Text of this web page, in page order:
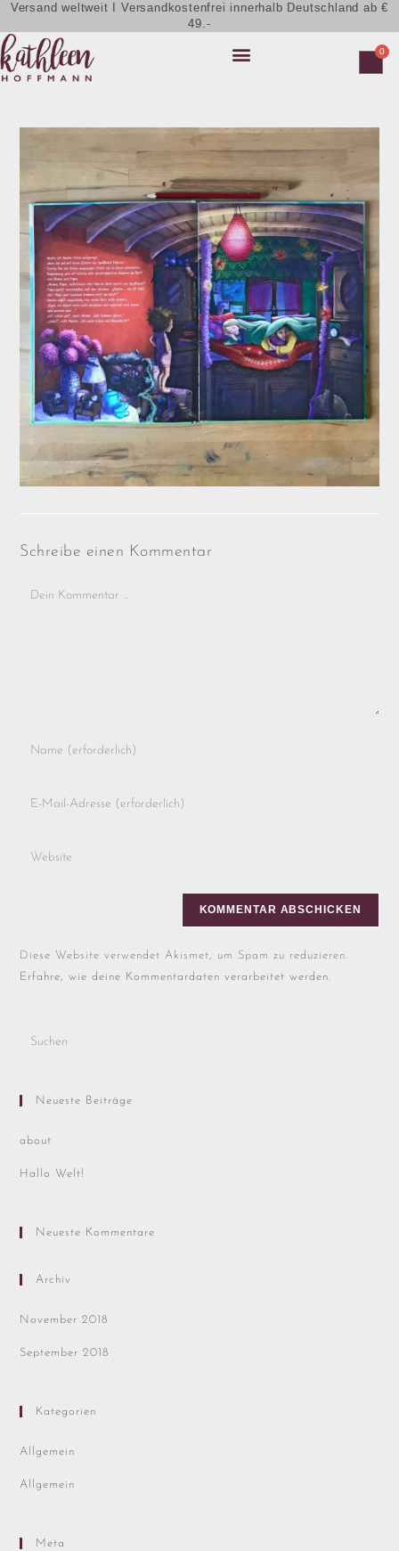
Versand weltweit I Versandkostenfrei innerhalb Deutschland ab €
49.-
0
Schreibe einen Kommentar
Diese Website verwendet Akismet, um Spam zu reduzieren.
Erfahre, wie deine Kommentardaten verarbeitet werden.
Neueste Beiträge
about
Hallo Welt!
Neueste Kommentare
Archiv
November 2018
September 2018
Kategorien
Allgemein
Allgemein
Meta